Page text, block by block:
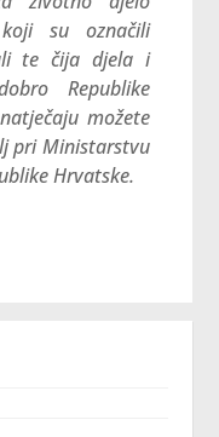
su označili
te čija djela i
Republike
možete
pri Ministarstvu
Hrvatske.